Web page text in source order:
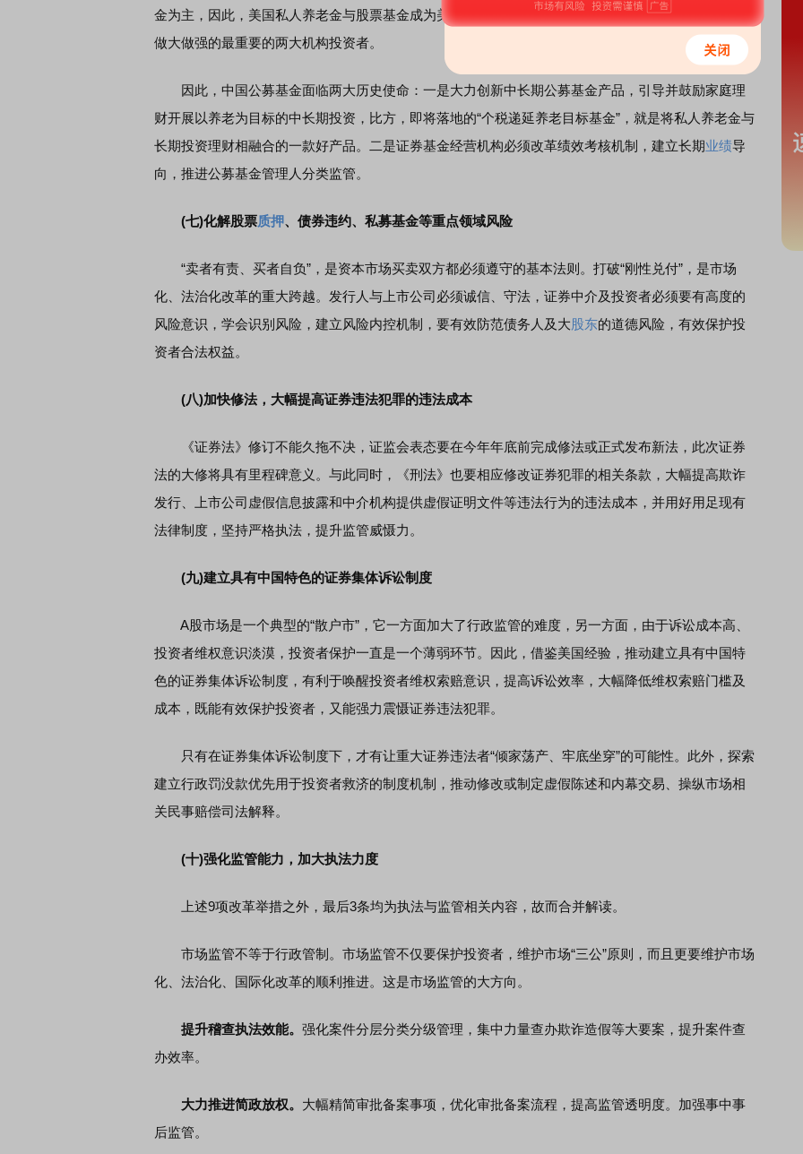
金为主，因此，美国私人养老金与股票基金成为美国股市最庞大的长期资金来源，也是支撑美国股市
做大做强的最重要的两大机构投资者。
因此，中国公募基金面临两大历史使命：一是大力创新中长期公募基金产品，引导并鼓励家庭理
财开展以养老为目标的中长期投资，比方，即将落地的“个税递延养老目标基金”，就是将私人养老金与
长期投资理财相融合的一款好产品。二是证券基金经营机构必须改革绩效考核机制，建立长期业绩导
向，推进公募基金管理人分类监管。
(七)化解股票质押、债券违约、私募基金等重点领域风险
“卖者有责、买者自负”，是资本市场买卖双方都必须遵守的基本法则。打破“刚性兑付”，是市场
化、法治化改革的重大跨越。发行人与上市公司必须诚信、守法，证券中介及投资者必须要有高度的
风险意识，学会识别风险，建立风险内控机制，要有效防范债务人及大股东的道德风险，有效保护投
资者合法权益。
(八)加快修法，大幅提高证券违法犯罪的违法成本
《证券法》修订不能久拖不决，证监会表态要在今年年底前完成修法或正式发布新法，此次证券
法的大修将具有里程碑意义。与此同时，《刑法》也要相应修改证券犯罪的相关条款，大幅提高欺诈
发行、上市公司虚假信息披露和中介机构提供虚假证明文件等违法行为的违法成本，并用好用足现有
法律制度，坚持严格执法，提升监管威慑力。
(九)建立具有中国特色的证券集体诉讼制度
A股市场是一个典型的“散户市”，它一方面加大了行政监管的难度，另一方面，由于诉讼成本高、
投资者维权意识淡漠，投资者保护一直是一个薄弱环节。因此，借鉴美国经验，推动建立具有中国特
色的证券集体诉讼制度，有利于唤醒投资者维权索赔意识，提高诉讼效率，大幅降低维权索赔门槛及
成本，既能有效保护投资者，又能强力震慑证券违法犯罪。
只有在证券集体诉讼制度下，才有让重大证券违法者“倾家荡产、牢底坐穿”的可能性。此外，探索
建立行政罚没款优先用于投资者救济的制度机制，推动修改或制定虚假陈述和内幕交易、操纵市场相
关民事赔偿司法解释。
(十)强化监管能力，加大执法力度
上述9项改革举措之外，最后3条均为执法与监管相关内容，故而合并解读。
市场监管不等于行政管制。市场监管不仅要保护投资者，维护市场“三公”原则，而且更要维护市场
化、法治化、国际化改革的顺利推进。这是市场监管的大方向。
提升稽查执法效能。 强化案件分层分类分级管理，集中力量查办欺诈造假等大要案，提升案件查
办效率。
大力推进简政放权。 大幅精简审批备案事项，优化审批备案流程，提高监管透明度。加强事中事
后监管。